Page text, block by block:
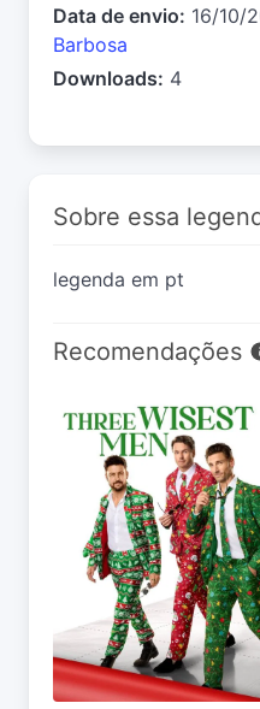
Data de envio: 16/10/
Barbosa
Downloads: 4
Sobre essa
legenda em pt
Recomendações